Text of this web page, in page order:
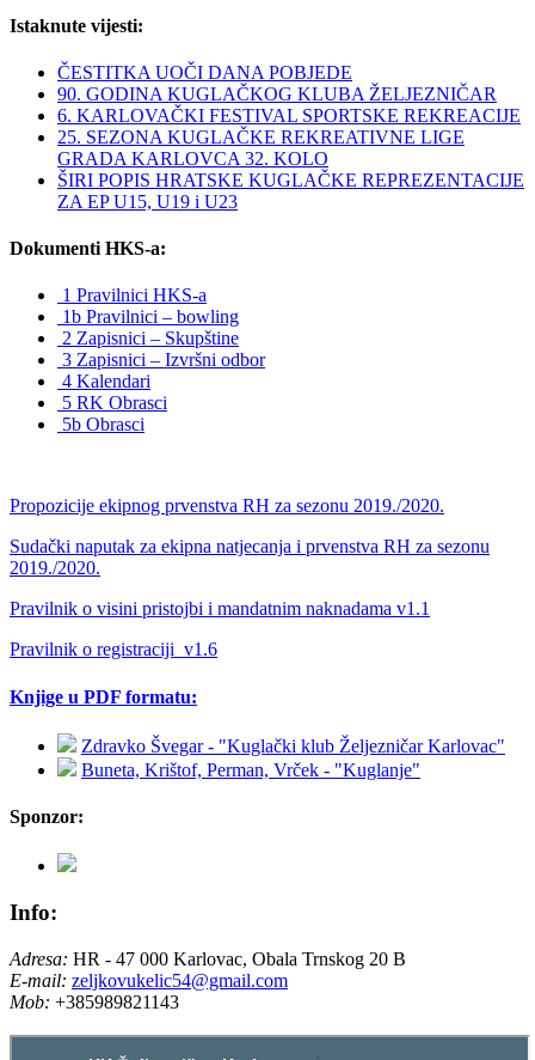
Istaknute vijesti:
ČESTITKA UOČI DANA POBJEDE
90. GODINA KUGLAČKOG KLUBA ŽELJEZNIČAR
6. KARLOVAČKI FESTIVAL SPORTSKE REKREACIJE
25. SEZONA KUGLAČKE REKREATIVNE LIGE
GRADA KARLOVCA 32. KOLO
ŠIRI POPIS HRATSKE KUGLAČKE REPREZENTACIJE
ZA EP U15, U19 i U23
Dokumenti HKS-a:
1 Pravilnici HKS-a
1b Pravilnici – bowling
2 Zapisnici – Skupštine
3 Zapisnici – Izvršni odbor
4 Kalendari
5 RK Obrasci
5b Obrasci
Propozicije ekipnog prvenstva RH za sezonu 2019./2020.
Sudački naputak za ekipna natjecanja i prvenstva RH za sezonu
2019./2020.
Pravilnik o visini pristojbi i mandatnim naknadama v1.1
Pravilnik o registraciji_v1.6
Knjige u PDF formatu:
Zdravko Švegar - "Kuglački klub Željezničar Karlovac"
Buneta, Krištof, Perman, Vrček - "Kuglanje"
Sponzor:
Info:
Adresa: HR - 47 000 Karlovac, Obala Trnskog 20 B
E-mail: zeljkovukelic54@gmail.com
Mob: +385989821143